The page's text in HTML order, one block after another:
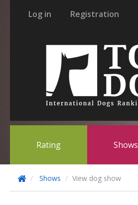
Log in Registration
Rating Shows
Shows View dog show